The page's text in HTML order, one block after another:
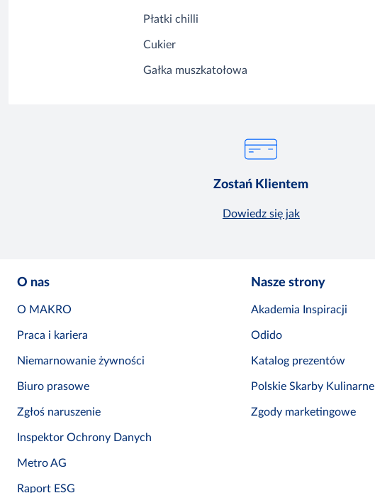
Płatki chilli
Cukier
Gałka muszkatołowa
Zostań Klientem
Dowiedz się jak
O nas
O MAKRO
Praca i kariera
Niemarnowanie żywności
Biuro prasowe
Zgłoś naruszenie
Inspektor Ochrony Danych
Metro AG
Raport ESG
Nasze strony
Akademia Inspiracji
Odido
Katalog prezentów
Polskie Skarby Kulinarne
Zgody marketingowe